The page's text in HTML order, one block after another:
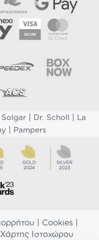
Solgar| Dr. Scholl
La
Pampers
Cookies
Χάρτης Ιστοχώρου